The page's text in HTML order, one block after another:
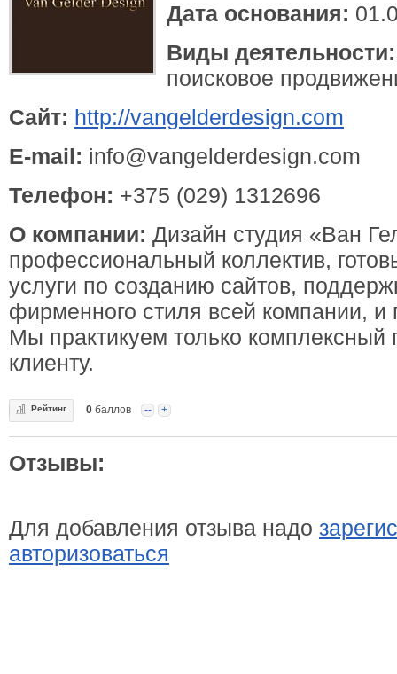
Дата основания:
Виды деятельности:
поисковое
Сайт: http://vangelderdesign.com
E-mail: info@vangelderdesign.com
Телефон: +375 (029) 1312696
О компании: Дизайн студия «Ван
профессиональный коллектив,
услуги по созданию сайтов,
фирменного стиля всей компании,
Мы практикуем только
клиенту.
Рейтинг 0 баллов -- +
Отзывы:
Для добавления отзыва надо
авторизоваться